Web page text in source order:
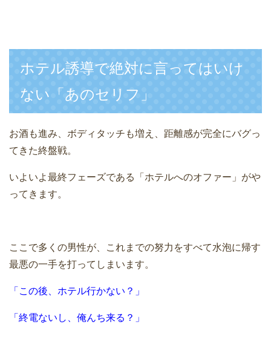
ホテル誘導で絶対に言ってはいけ
ない「あのセリフ」
お酒も進み、ボディタッチも増え、距離感が完全にバグっ
てきた終盤戦。
いよいよ最終フェーズである「ホテルへのオファー」がや
ってきます。
ここで多くの男性が、これまでの努力をすべて水泡に帰す
最悪の一手を打ってしまいます。
「この後、ホテル行かない？」
「終電ないし、俺んち来る？」